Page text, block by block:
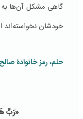
گاهی مشکل آن‌ها
خودشان نخواسته‌اند
حلم، رمز خانوادۀ صالح
«رَبِّ